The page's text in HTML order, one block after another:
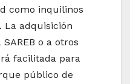
como inquilinos
La adquisición
o a otros
facilitada para
público de